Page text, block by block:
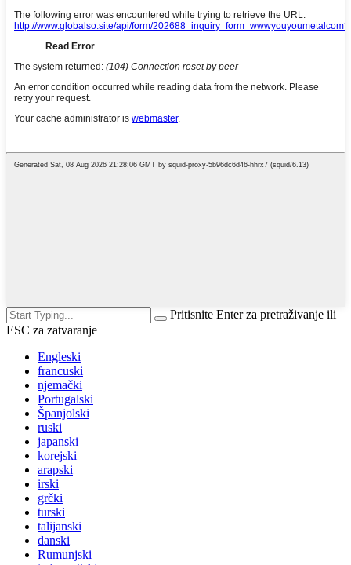
Pritisnite Enter za pretraživanje ili
ESC za zatvaranje
Engleski
francuski
njemački
Portugalski
Španjolski
ruski
japanski
korejski
arapski
irski
grčki
turski
talijanski
danski
Rumunjski